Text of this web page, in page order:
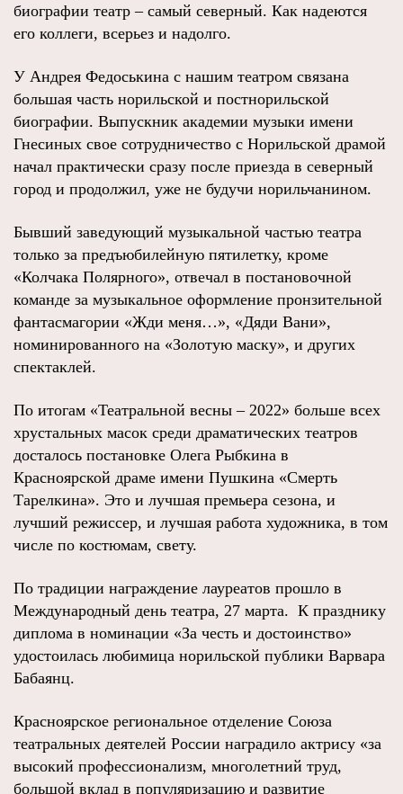
биографии театр – самый северный. Как надеются
его коллеги, всерьез и надолго.
У Андрея Федоськина с нашим театром связана
большая часть норильской и постнорильской
биографии. Выпускник академии музыки имени
Гнесиных свое сотрудничество с Норильской драмой
начал практически сразу после приезда в северный
город и продолжил, уже не будучи норильчанином.
Бывший заведующий музыкальной частью театра
только за предъюбилейную пятилетку, кроме
«Колчака Полярного», отвечал в постановочной
команде за музыкальное оформление пронзительной
фантасмагории «Жди меня…», «Дяди Вани»,
номинированного на «Золотую маску», и других
спектаклей.
По итогам «Театральной весны – 2022» больше всех
хрустальных масок среди драматических театров
досталось постановке Олега Рыбкина в
Красноярской драме имени Пушкина «Смерть
Тарелкина». Это и лучшая премьера сезона, и
лучший режиссер, и лучшая работа художника, в том
числе по костюмам, свету.
По традиции награждение лауреатов прошло в
Международный день театра, 27 марта. К празднику
диплома в номинации «За честь и достоинство»
удостоилась любимица норильской публики Варвара
Бабаянц.
Красноярское региональное отделение Союза
театральных деятелей России наградило актрису «за
высокий профессионализм, многолетний труд,
большой вклад в популяризацию и развитие